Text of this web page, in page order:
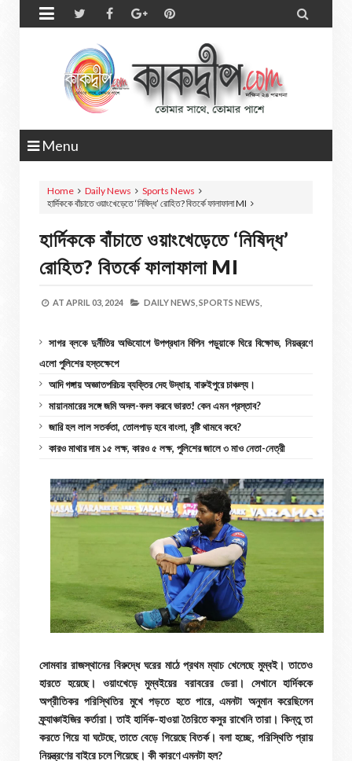
 
Menu
Home Daily News
Sports News
হার্দিককে বাঁচাতে ওয়াংখেড়েতে ‘নিষিদ্ধ’ রোহিত? বিতর্কে ফালাফালা MI
হার্দিককে বাঁচাতে ওয়াংখেড়েতে ‘নিষিদ্ধ’
রোহিত? বিতর্কে ফালাফালা MI
AT APRIL 03, 2024 DAILY NEWS, SPORTS NEWS,
সাগর ব্লকে দুর্নীতির অভিযোগে উপপ্রধান বিপিন পড়ুয়াকে ঘিরে বিক্ষোভ, নিয়ন্ত্রণে
এলো পুলিশের হস্তক্ষেপে
আদি গঙ্গায় অজ্ঞাতপরিচয় ব্যক্তির দেহ উদ্ধার, বারুইপুরে চাঞ্চল্য।
মায়ানমারের সঙ্গে জমি অদল-বদল করবে ভারত! কেন এমন প্রস্তাব?
জারি হল লাল সতর্কতা, তোলপাড় হবে বাংলা, বৃষ্টি থামবে কবে?
কারও মাথার দাম ১৫ লক্ষ, কারও ৫ লক্ষ, পুলিশের জালে ৩ মাও নেতা-নেত্রী
সোমবার রাজস্থানের বিরুদ্ধে ঘরের মাঠে প্রথম ম্যাচ খেলেছে মুম্বই। তাতেও
হারতে হয়েছে। ওয়াংখেড়ে মুম্বইয়ের বরাবরের ডেরা। সেখানে হার্দিককে
অপ্রীতিকর পরিস্থিতির মুখে পড়তে হতে পারে, এমনটা অনুমান করেছিলেন
ফ্র্যাঞ্চাইজির কর্তারা। তাই হার্দিক-হাওয়া তৈরিতে কসুর রাখেনি তারা। কিন্তু তা
করতে গিয়ে যা ঘটেছে, তাতে বেড়ে গিয়েছে বিতর্ক। বলা হচ্ছে, পরিস্থিতি প্রায়
নিয়ন্ত্রণের বাইরে চলে গিয়েছে। কী কারণে এমনটা হল?